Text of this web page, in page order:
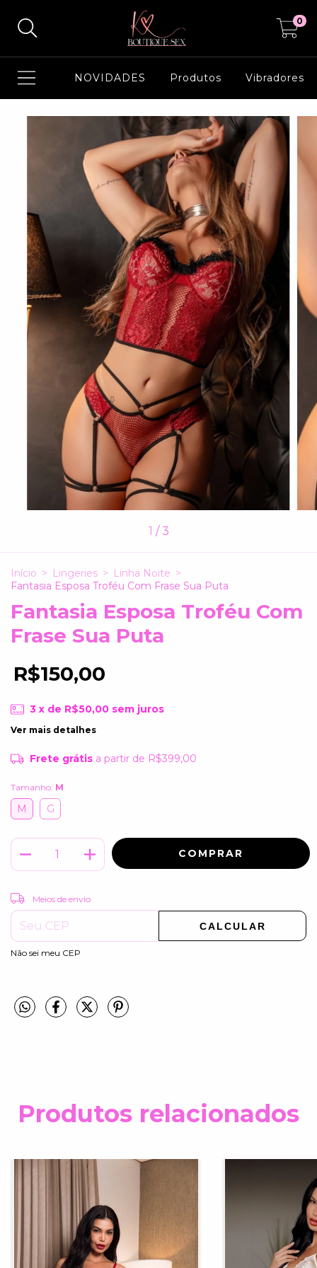
0
NOVIDADES Produtos Vibradores
1 /3
Início > Lingeries > Linha Noite >
Fantasia Esposa Troféu Com Frase Sua Puta
Fantasia Esposa Troféu Com
Frase Sua Puta
R$150,00
3 x de R$50,00 sem juros
Ver mais detalhes
Frete grátis a partir de R$399,00
Tamanho: M
M G
Entregas para o CEP:
Meios de envio
CALCULAR
Não sei meu CEP
Produtos relacionados